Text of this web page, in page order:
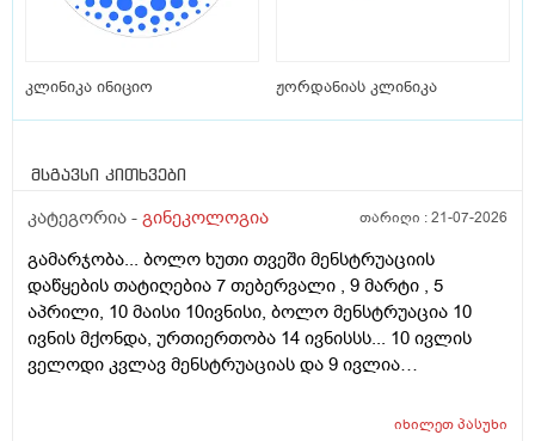
კლინიკა ინიციო ჟორდანიას კლინიკა
მსგავსი კითხვები
კატეგორია - გინეკოლოგია თარიღი :21-07-2026
გამარჯობა... ბოლო ხუთი თვეში მენსტრუაციის
დაწყების თატიღებია 7 თებერვალი , 9 მარტი , 5
აპრილი, 10 მაისი 10ივნისი, ბოლო მენსტრუაცია 10
ივნის მქონდა, ურთიერთობა 14 ივნისსს... 10 ივლის
ველოდი კვლავ მენსტრუაციას და 9 ივლია
მენსტრუაცია 10 დღეა გადამიცდს,,, ორსულობას არ
იხილეთპასუხი